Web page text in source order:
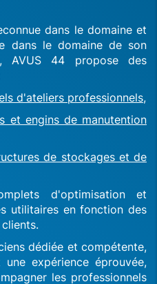
dans le domaine et
dans le domaine de son
AVUS 44 propose des
d'ateliers professionnels,
et engins de manutention
de stockages et de
d'optimisation et
utilitaires en fonction des
dédiée et compétente,
expérience éprouvée,
les professionnels